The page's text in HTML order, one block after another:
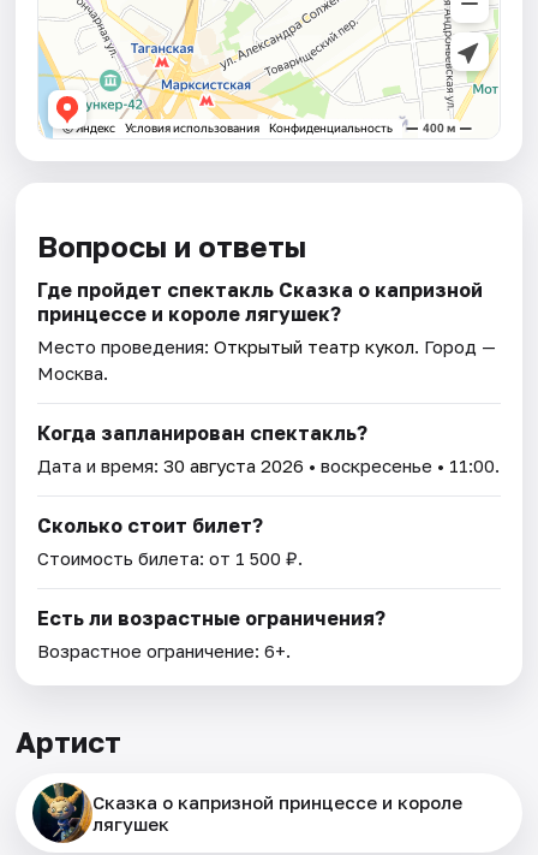
Вопросы и ответы
Где пройдет спектакль Сказка о капризной
принцессе и короле лягушек?
Место проведения:Открытый театр кукол. Город —
Москва.
Когда запланирован спектакль?
Дата и время:30 августа 2026 • воскресенье • 11:00.
Сколько стоит билет?
Стоимость билета: от 1 500 ₽.
Есть ли возрастные ограничения?
Возрастное ограничение: 6+.
Артист
Сказка о капризной принцессе и короле
лягушек